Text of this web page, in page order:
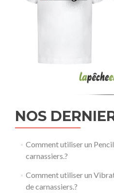
NOS
Comment utiliser un
carnassiers.?
Comment utiliser un
de carnassiers.?